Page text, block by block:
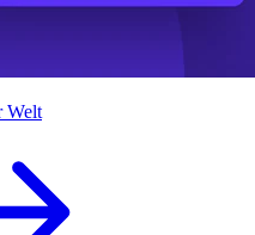
Welt